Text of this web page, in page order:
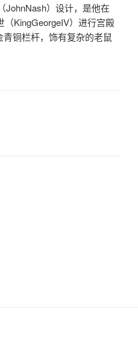
JohnNash）设计，是他在
（KingGeorgeIV）进行宫殿
铜栏杆，饰有复杂的老鼠